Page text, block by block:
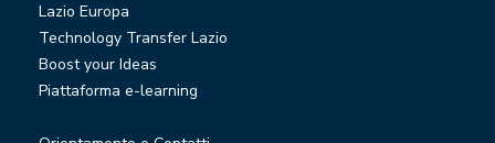
Lazio Europa
Technology Transfer Lazio
Boost your Ideas
Piattaforma e-learning